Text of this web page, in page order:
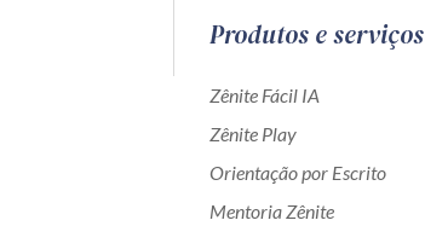
Produtos e serviços
Zênite Fácil IA
Zênite Play
Orientação por Escrito
Mentoria Zênite